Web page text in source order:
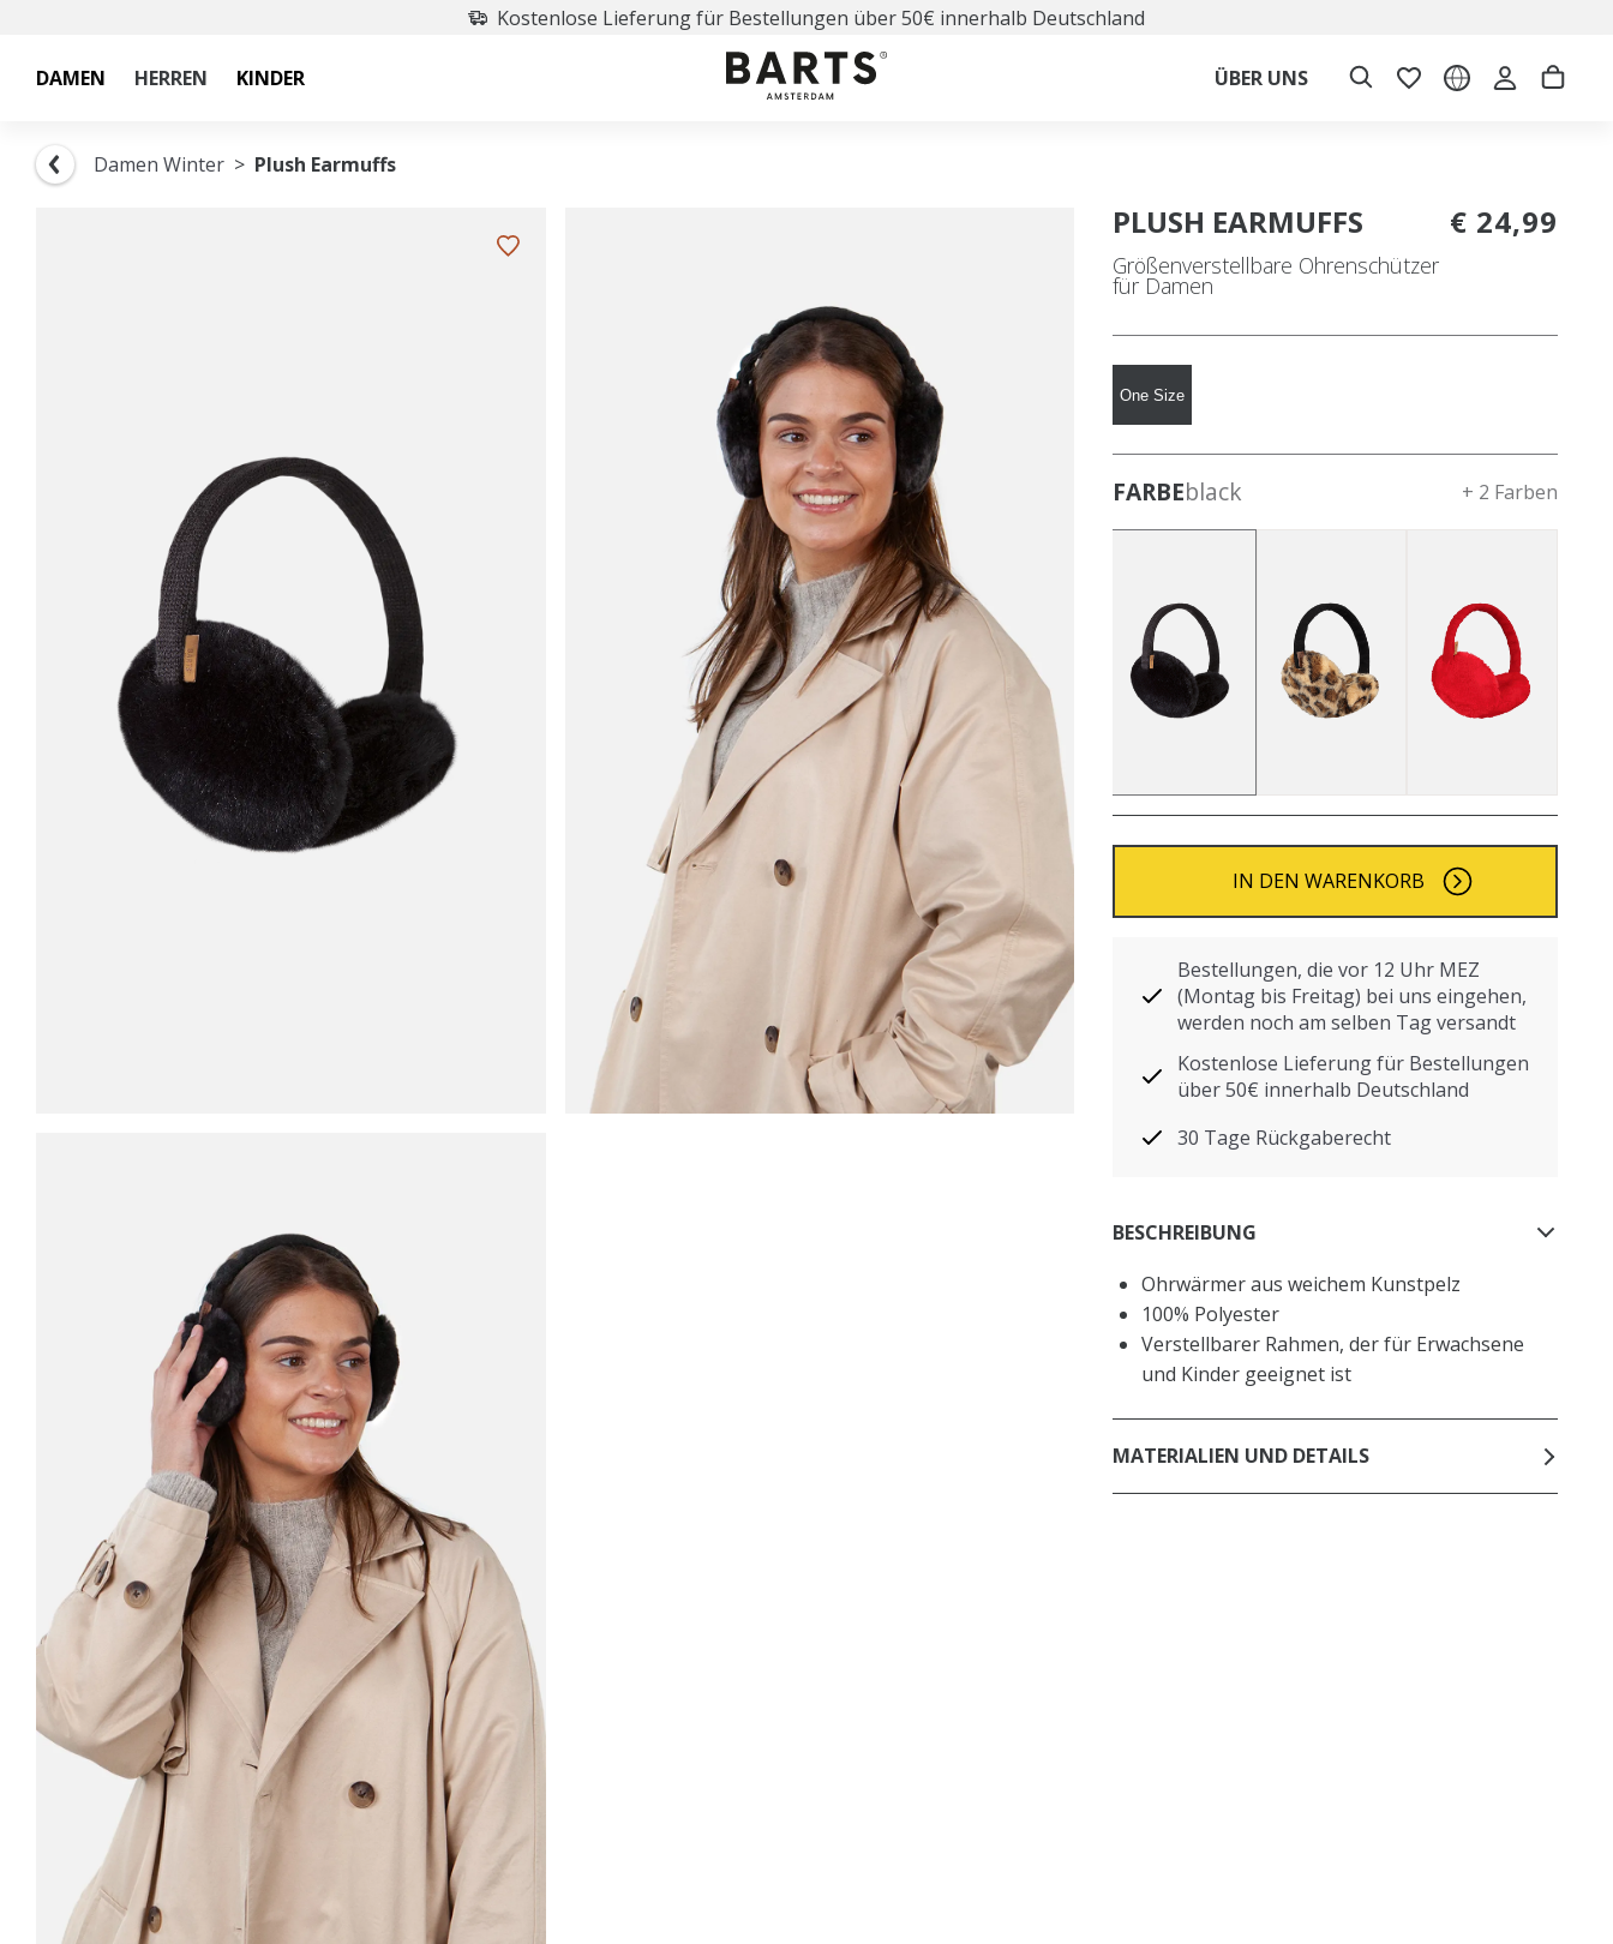
Kostenlose Lieferung für Bestellungen über 50€ innerhalb Deutschland
DAMEN HERREN KINDER ÜBER UNS
Damen Winter Plush Earmuffs
PLUSH EARMUFFS
Größenverstellbare Ohrenschützer
für Damen
€ 24,99
One Size
FARBEblack + 2 Farben
IN DEN WARENKORB
Bestellungen, die vor 12 Uhr MEZ
(Montag bis Freitag) bei uns eingehen,
werden noch am selben Tag versandt
Kostenlose Lieferung für Bestellungen
über 50€ innerhalb Deutschland
30 Tage Rückgaberecht
BESCHREIBUNG
Ohrwärmer aus weichem Kunstpelz
100% Polyester
Verstellbarer Rahmen, der für Erwachsene
und Kinder geeignet ist
MATERIALIEN UND DETAILS